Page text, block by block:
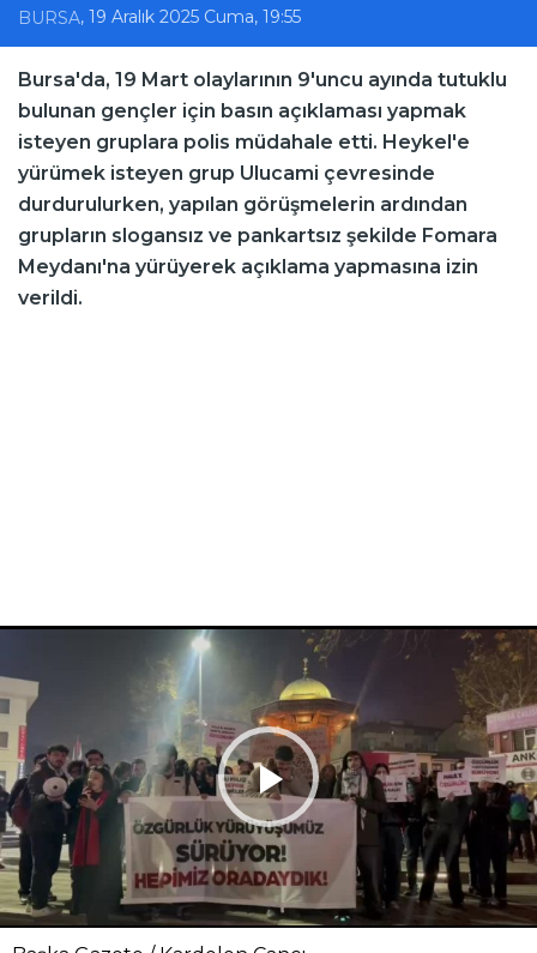
BURSA, 19 Aralık 2025 Cuma, 19:55
Bursa'da, 19 Mart olaylarının 9'uncu ayında tutuklu
bulunan gençler için basın açıklaması yapmak
isteyen gruplara polis müdahale etti. Heykel'e
yürümek isteyen grup Ulucami çevresinde
durdurulurken, yapılan görüşmelerin ardından
grupların slogansız ve pankartsız şekilde Fomara
Meydanı'na yürüyerek açıklama yapmasına izin
verildi.